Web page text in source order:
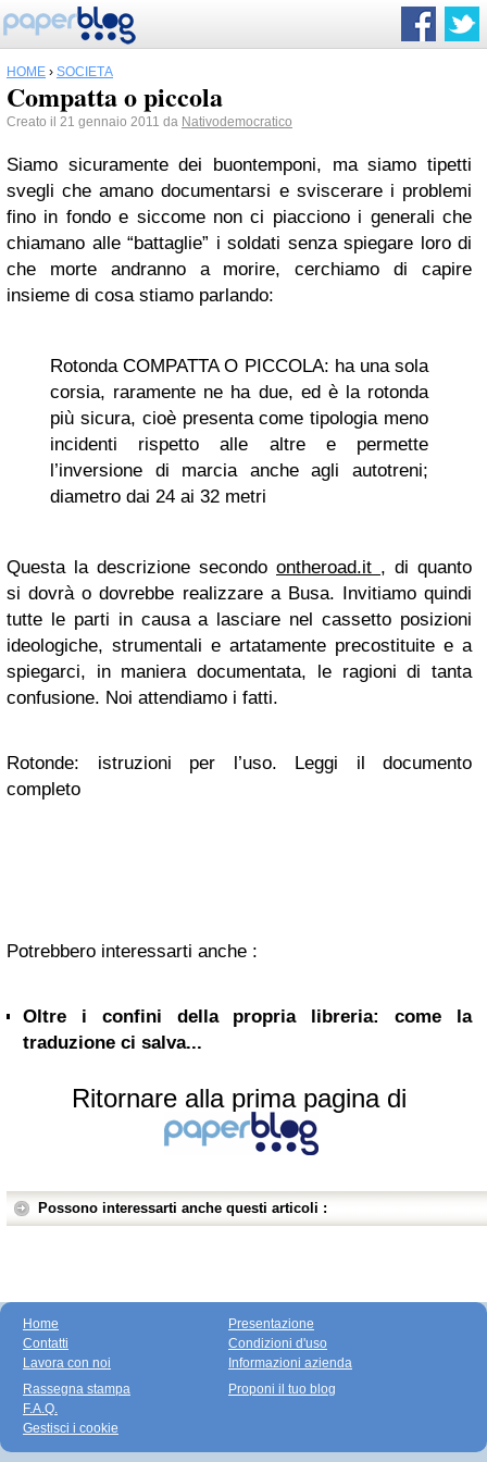
HOME › SOCIETÀ
Compatta o piccola
Creato il 21 gennaio 2011 da Nativodemocratico
Siamo sicuramente dei buontemponi, ma siamo tipetti
svegli che amano documentarsi e sviscerare i problemi
fino in fondo e siccome non ci piacciono i generali che
chiamano alle “battaglie” i soldati senza spiegare loro di
che morte andranno a morire, cerchiamo di capire
insieme di cosa stiamo parlando:
Rotonda COMPATTA O PICCOLA: ha una sola
corsia, raramente ne ha due, ed è la rotonda
più sicura, cioè presenta come tipologia meno
incidenti rispetto alle altre e permette
l’inversione di marcia anche agli autotreni;
diametro dai 24 ai 32 metri
Questa la descrizione secondo ontheroad.it , di quanto
si dovrà o dovrebbe realizzare a Busa. Invitiamo quindi
tutte le parti in causa a lasciare nel cassetto posizioni
ideologiche, strumentali e artatamente precostituite e a
spiegarci, in maniera documentata, le ragioni di tanta
confusione. Noi attendiamo i fatti.
Rotonde: istruzioni per l’uso. Leggi il documento
completo
Potrebbero interessarti anche :
Oltre i confini della propria libreria: come la
traduzione ci salva...
Ritornare alla prima pagina di
Possono interessarti anche questi articoli :
Home
Contatti
Lavora con noi
Presentazione
Condizioni d'uso
Informazioni azienda
Rassegna stampa
F.A.Q.
Gestisci i cookie
Proponi il tuo blog